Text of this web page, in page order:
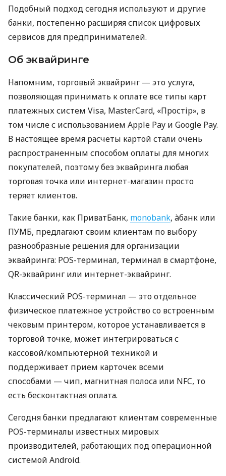
Подобный подход сегодня используют и другие
банки, постепенно расширяя список цифровых
сервисов для предпринимателей.
Об эквайринге
Напомним, торговый эквайринг — это услуга,
позволяющая принимать к оплате все типы карт
платежных систем Visa, MasterCard, «Простір», в
том числе с использованием Apple Pay и Google Pay.
В настоящее время расчеты картой стали очень
распространенным способом оплаты для многих
покупателей, поэтому без эквайринга любая
торговая точка или интернет-магазин просто
теряет клиентов.
Такие банки, как ПриватБанк, monobank, àбанк или
ПУМБ, предлагают своим клиентам по выбору
разнообразные решения для организации
эквайринга: POS-терминал, терминал в смартфоне,
QR-эквайринг или интернет-эквайринг.
Классический POS-терминал — это отдельное
физическое платежное устройство со встроенным
чековым принтером, которое устанавливается в
торговой точке, может интегрироваться с
кассовой/компьютерной техникой и
поддерживает прием карточек всеми
способами — чип, магнитная полоса или NFC, то
есть бесконтактная оплата.
Сегодня банки предлагают клиентам современные
POS-терминалы известных мировых
производителей, работающих под операционной
системой Android.